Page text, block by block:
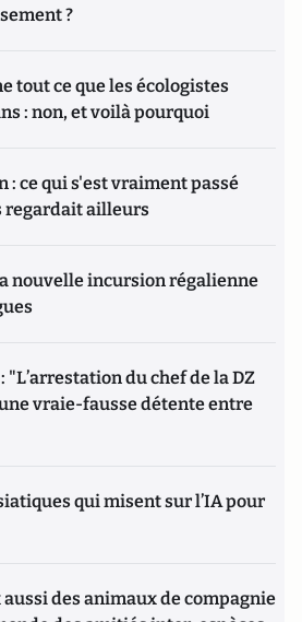
?
tout ce que les écologistes
: non, et voilà pourquoi
: ce qui s'est vraiment passé
regardait ailleurs
nouvelle incursion régalienne
du chef de la DZ
vraie-fausse détente entre
qui misent sur l’IA pour
aussi des animaux de compagnie